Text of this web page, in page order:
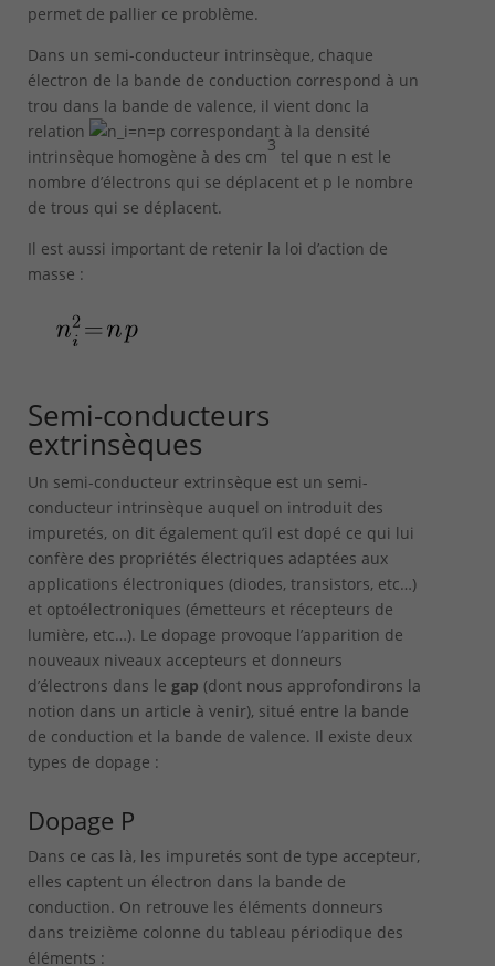
permet de pallier ce problème.
Dans un semi-conducteur intrinsèque, chaque
électron de la bande de conduction correspond à un
trou dans la bande de valence, il vient donc la
relation
correspondant à la densité
intrinsèque homogène à des cm
3
tel que n est le
nombre d’électrons qui se déplacent et p le nombre
de trous qui se déplacent.
Il est aussi important de retenir la loi d’action de
masse :
Semi-conducteurs
extrinsèques
Un semi-conducteur extrinsèque est un semi-
conducteur intrinsèque auquel on introduit des
impuretés, on dit également qu’il est dopé ce qui lui
confère des propriétés électriques adaptées aux
applications électroniques (diodes, transistors, etc…)
et optoélectroniques (émetteurs et récepteurs de
lumière, etc…). Le dopage provoque l’apparition de
nouveaux niveaux accepteurs et donneurs
d’électrons dans le gap (dont nous approfondirons la
notion dans un article à venir), situé entre la bande
de conduction et la bande de valence. Il existe deux
types de dopage :
Dopage P
Dans ce cas là, les impuretés sont de type accepteur,
elles captent un électron dans la bande de
conduction. On retrouve les éléments donneurs
dans treizième colonne du tableau périodique des
éléments :